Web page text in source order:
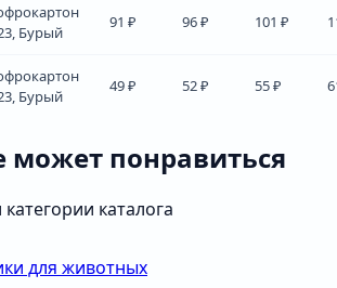
Бурый
91 ₽ 96 ₽ 101 ₽
Бурый
49 ₽ 52 ₽ 55 ₽
может понравиться
каталога
для животных